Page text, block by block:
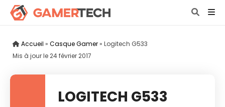
Accueil » Casque Gamer» Logitech G533
Mis à jour le24 février 2017
LOGITECH G533